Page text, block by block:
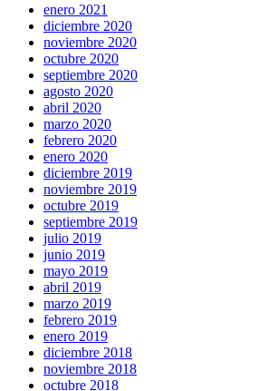
enero 2021
diciembre 2020
noviembre 2020
octubre 2020
septiembre 2020
agosto 2020
abril 2020
marzo 2020
febrero 2020
enero 2020
diciembre 2019
noviembre 2019
octubre 2019
septiembre 2019
julio 2019
junio 2019
mayo 2019
abril 2019
marzo 2019
febrero 2019
enero 2019
diciembre 2018
noviembre 2018
octubre 2018